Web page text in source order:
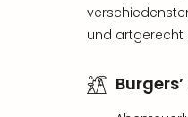
und artgerecht